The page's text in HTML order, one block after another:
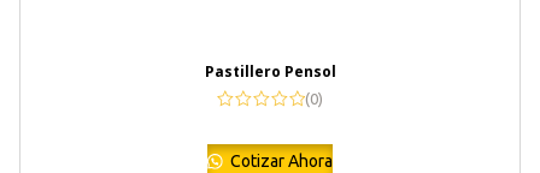
Pastillero Pensol
(0)
Cotizar Ahora